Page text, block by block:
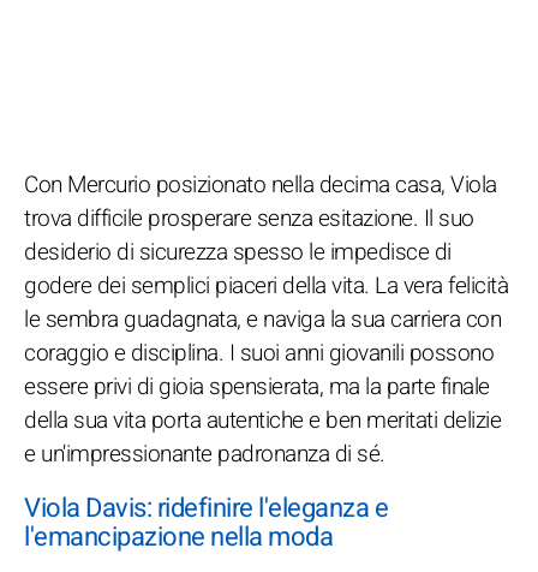
Con Mercurio posizionato nella decima casa, Viola
trova difficile prosperare senza esitazione. Il suo
desiderio di sicurezza spesso le impedisce di
godere dei semplici piaceri della vita. La vera felicità
le sembra guadagnata, e naviga la sua carriera con
coraggio e disciplina. I suoi anni giovanili possono
essere privi di gioia spensierata, ma la parte finale
della sua vita porta autentiche e ben meritati delizie
e un'impressionante padronanza di sé.
Viola Davis: ridefinire l'eleganza e
l'emancipazione nella moda